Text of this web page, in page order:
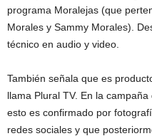
programa Moralejas (que
Morales y Sammy Morales).
técnico en audio y video.
También señala que es
llama Plural TV. En la
esto es confirmado por
redes sociales y que